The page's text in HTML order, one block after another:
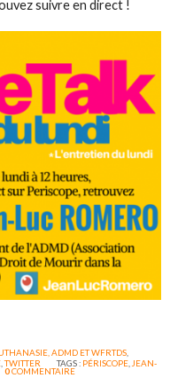
suivre en direct !
ADMD ET WFRTDS,
,TWITTER TAGS : PÉRISCOPE JEAN-
0COMMENTAIRE